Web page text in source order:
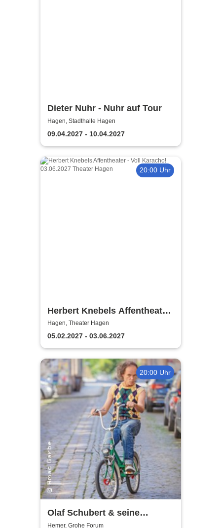
Dieter Nuhr - Nuhr auf Tour
Hagen, Stadthalle Hagen
09.04.2027 - 10.04.2027
20:00 Uhr
Herbert Knebels Affentheater
- Voll Karacho!
Hagen, Theater Hagen
05.02.2027 - 03.06.2027
20:00 Uhr
Olaf Schubert & seine
Freunde - Jetzt oder now!
Hemer, Grohe Forum